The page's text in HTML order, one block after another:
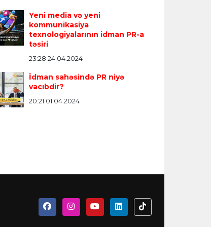
Yeni media və yeni
kommunikasiya
texnologiyalarının idman PR-a
təsiri
23:28 24.04.2024
İdman sahəsində PR niyə
vacıbdir?
20:21 01.04.2024